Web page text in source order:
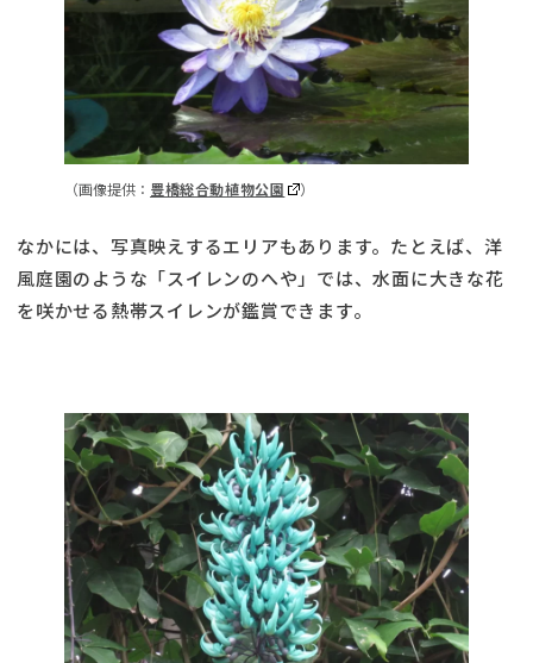
（画像提供： 豊橋総合動植物公園 ）
なかには、写真映えするエリアもあります。たとえば、洋
風庭園のような「スイレンのへや」では、水面に大きな花
を咲かせる熱帯スイレンが鑑賞できます。